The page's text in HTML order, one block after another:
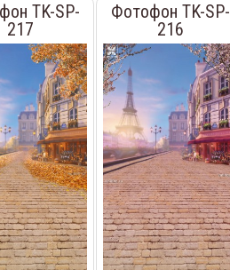
TK-SP-
217
Фотофон TK-SP-
216